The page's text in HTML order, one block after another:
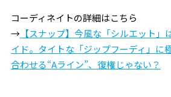
コーディネイトの詳細はこちら
→【スナップ】今風な「シルエット」
イド。タイトな「ジップフーディ」に
合わせる“Aライン”、復権じゃない？